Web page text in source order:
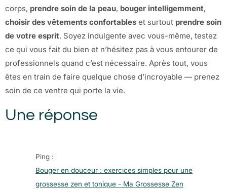
corps, prendre soin de la peau, bouger intelligemment,
choisir des vêtements confortables et surtout prendre soin
de votre esprit. Soyez indulgente avec vous-même, testez
ce qui vous fait du bien et n’hésitez pas à vous entourer de
professionnels quand c’est nécessaire. Après tout, vous
êtes en train de faire quelque chose d’incroyable — prenez
soin de ce ventre qui porte la vie.
Une réponse
Ping :
Bouger en douceur : exercices simples pour une
grossesse zen et tonique - Ma Grossesse Zen